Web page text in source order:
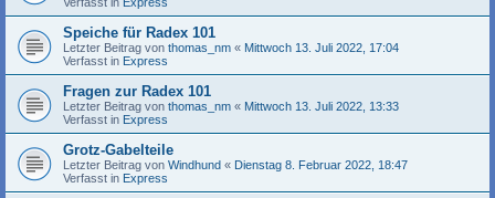
Speiche für Radex 101
Letzter Beitrag von thomas_nm « Mittwoch 13. Juli 2022, 17:04
Verfasst in Express
Fragen zur Radex 101
Letzter Beitrag von thomas_nm « Mittwoch 13. Juli 2022, 13:33
Verfasst in Express
Grotz-Gabelteile
Letzter Beitrag von Windhund « Dienstag 8. Februar 2022, 18:47
Verfasst in Express